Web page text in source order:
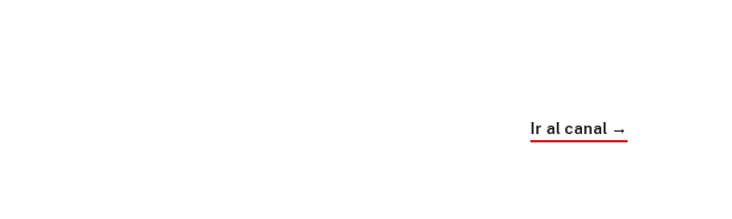
Ir al canal →